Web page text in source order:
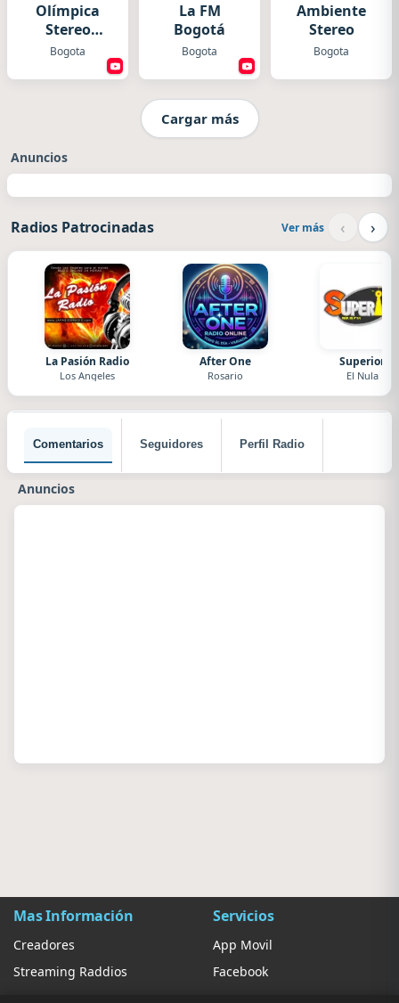
Olímpica
Stereo
Bogotá
Bogota
La FM
Bogotá
Bogota
Ambiente
Stereo
Bogota
Cargar más
Anuncios
Radios Patrocinadas Ver más ‹ ›
La Pasión Radio
Los Angeles
After One
Rosario
Superior
El Nula
Comentarios Seguidores Perfil Radio
Anuncios
Mas Información
Creadores
Streaming Raddios
Servicios
App Movil
Facebook